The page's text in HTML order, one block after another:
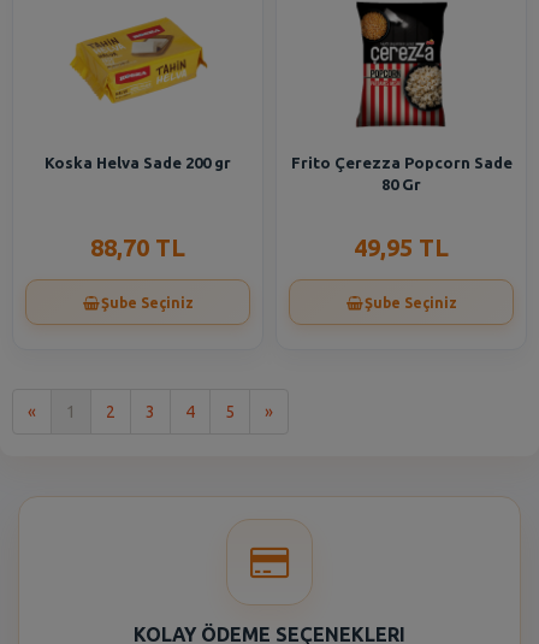
Koska Helva Sade 200 gr
88,70 TL
Şube Seçiniz
Frito Çerezza Popcorn Sade
80 Gr
49,95 TL
Şube Seçiniz
« 1 2 3 4 5 »Son
KOLAY ÖDEME SEÇENEKLERI